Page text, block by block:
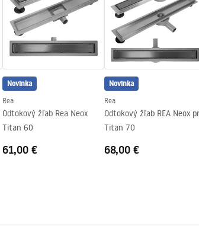
0,45 l/s
Nano Flex
120 mesiacov na oceľovú
mesiacov na ostatné prvky
Novinka
Rea
Odtokový žľab Rea Neox
Titan 60
61,00 €
Novinka
Rea
Odtokový žľab REA Neox
Titan 70
68,00 €